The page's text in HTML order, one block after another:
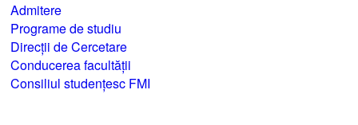
Admitere
Programe de studiu
Direcții de Cercetare
Conducerea facultății
Consiliul studențesc FMI